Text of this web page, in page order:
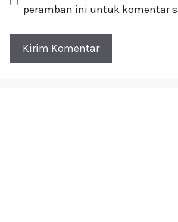
peramban ini untuk komentar